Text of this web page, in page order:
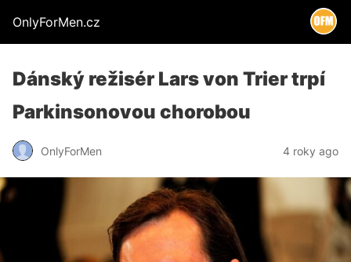
OnlyForMen.cz
Dánský režisér Lars von Trier trpí
Parkinsonovou chorobou
OnlyForMen 4 roky ago